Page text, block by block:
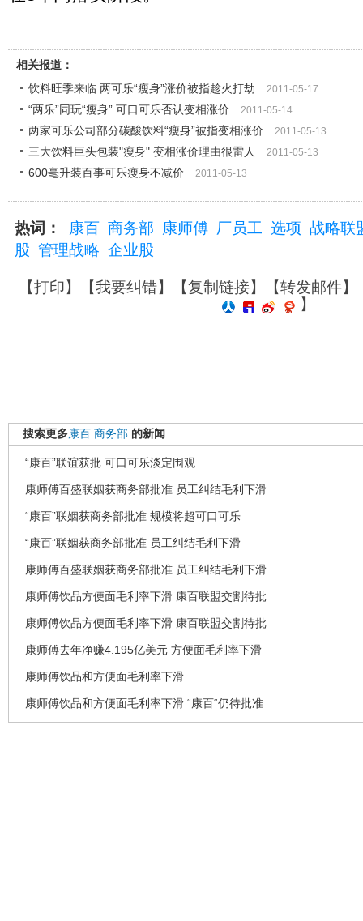
相关报道：
饮料旺季来临 两可乐“瘦身”涨价被指趁火打劫
2011-05-17
“两乐”同玩“瘦身” 可口可乐否认变相涨价 2011-05-14
两家可乐公司部分碳酸饮料“瘦身”被指变相涨价 2011-05-13
三大饮料巨头包装"瘦身" 变相涨价理由很雷人 2011-05-13
600毫升装百事可乐瘦身不减价 2011-05-13
热词： 康百 商务部 康师傅 厂员工 选项 战略联
股 管理战略 企业股
【打印】【我要纠错】【复制链接】【转发邮件】
】
搜索更多康百 商务部 的新闻
“康百”联谊获批 可口可乐淡定围观
康师傅百盛联姻获商务部批准 员工纠结毛利下滑
“康百”联姻获商务部批准 规模将超可口可乐
“康百”联姻获商务部批准 员工纠结毛利下滑
康师傅百盛联姻获商务部批准 员工纠结毛利下滑
康师傅饮品方便面毛利率下滑 康百联盟交割待批
康师傅饮品方便面毛利率下滑 康百联盟交割待批
康师傅去年净赚4.195亿美元 方便面毛利率下滑
康师傅饮品和方便面毛利率下滑
康师傅饮品和方便面毛利率下滑 “康百“仍待批准